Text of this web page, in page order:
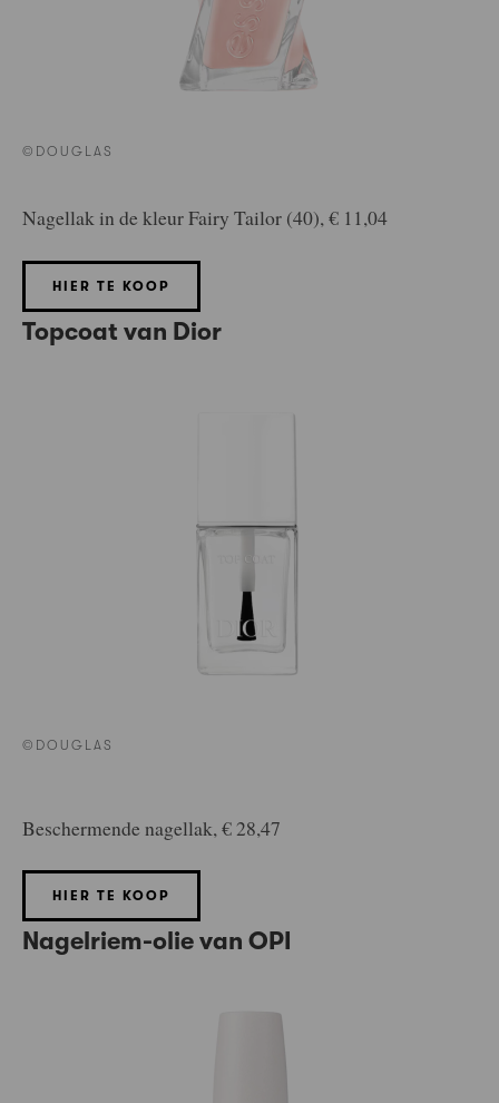
©DOUGLAS
Nagellak in de kleur Fairy Tailor (40), € 11,04
HIER TE KOOP
Topcoat van Dior
©DOUGLAS
Beschermende nagellak, € 28,47
HIER TE KOOP
Nagelriem-olie van OPI